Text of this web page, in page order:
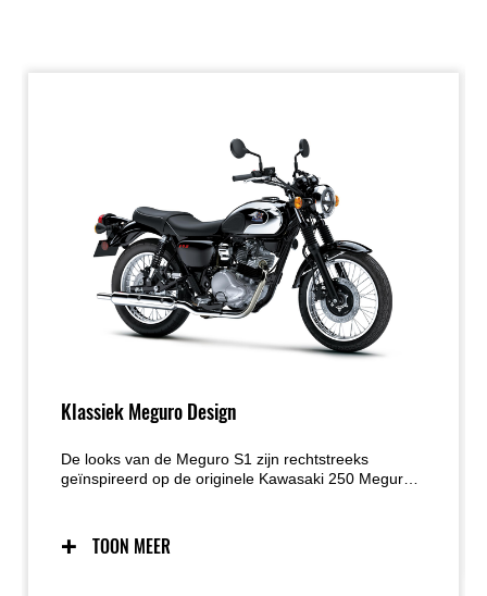
Klassiek Meguro Design
De looks van de Meguro S1 zijn rechtstreeks
geïnspireerd op de originele Kawasaki 250 Meguro
trotse historische van Meguro is het tijdloze design
van de S1 al 100 jaar stijlvol en dat zal het ook in de
TOON MEER